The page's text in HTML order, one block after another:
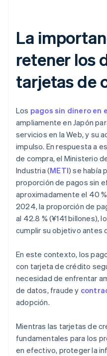
La
retener los
tarjetas de
Los pagos sin dinero en
ampliamente en Japón
servicios en la Web, y su
impulso. En respuesta a
de compra, el Ministerio
Industria (METI) se había
proporción de pagos sin
aproximadamente el 40
2024, la proporción de
al 42.8 % (¥141 billones),
cumplir su objetivo antes
En este contexto, los
con tarjeta de crédito
necesidad de enfrentar
de datos, fraude y
adopción.
Mientras las tarjetas de
fundamentales para los
en efectivo, proteger la